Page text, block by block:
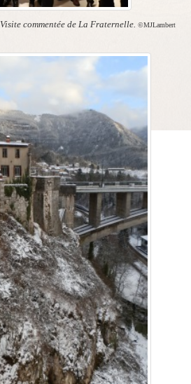
Visite commentée de La Fraternelle. ©MJLambert